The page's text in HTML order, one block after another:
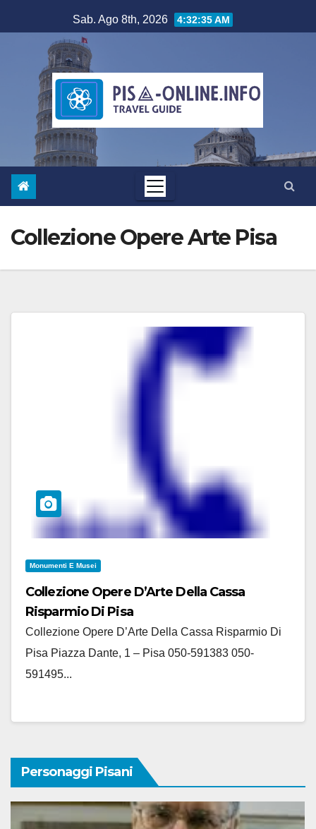
al
contenuto
Sab. Ago 8th, 2026 4:32:36 AM
Collezione Opere Arte Pisa
Monumenti E Musei
Collezione Opere D’Arte Della Cassa
Risparmio Di Pisa
Collezione Opere D’Arte Della Cassa Risparmio Di
Pisa Piazza Dante, 1 – Pisa 050-591383 050-
591495...
Personaggi Pisani